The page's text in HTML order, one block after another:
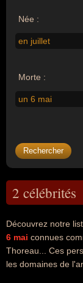
Née :
en juillet
Morte :
un 6 mai
2 célébrités
Découvrez notre
6 mai connues
Thoreau... Ces
les domaines de